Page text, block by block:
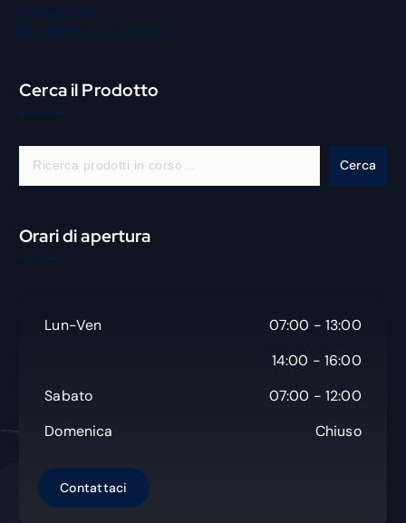
Igiene Pulizia
Bar Pasticceria Gelateria
Cerca il Prodotto
a
Cerca
Orari di apertura
Lun-Ven
07:00 - 13:00
14:00 - 16:00
Sabato
07:00 - 12:00
Domenica
Chiuso